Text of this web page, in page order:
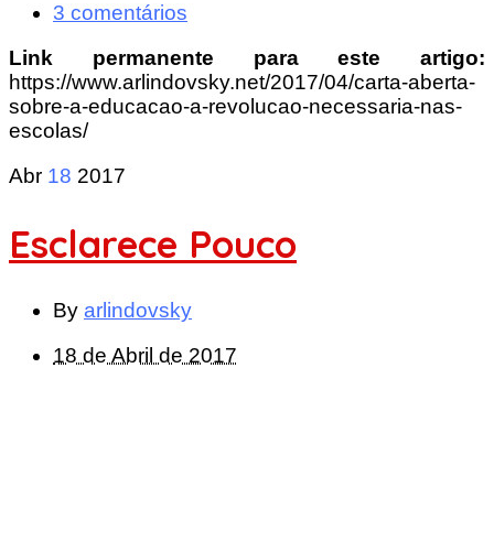
3 comentários
Link permanente para este artigo:
https://www.arlindovsky.net/2017/04/carta-aberta-
sobre-a-educacao-a-revolucao-necessaria-nas-
escolas/
Abr 18 2017
Esclarece Pouco
By arlindovsky
18 de Abril de 2017